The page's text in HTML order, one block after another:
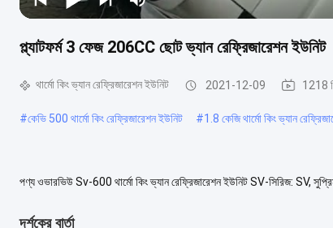
প্ল্যাটফর্ম 3 ফেজ 206CC ছোট ভ্যান রেফ্রিজারেশন ইউনিট
থার্মো কিং ভ্যান রেফ্রিজারেশন ইউনিট 2021-12-09 1218
#কেভি 500 থার্মো কিং রেফ্রিজারেশন ইউনিট #1.8 কেজি থার্মো কিং ভ্যান
পণ্য ওভারভিউ Sv-600 থার্মো কিং ভ্যান রেফ্রিজারেশন ইউনিট SV-সিরিজ: SV,
দর্শকের বার্তা